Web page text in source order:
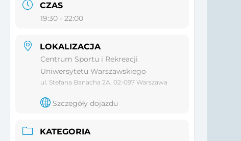
CZAS
19:30 - 22:00
LOKALIZACJA
Centrum Sportu i Rekreacji
Uniwersytetu Warszawskiego
ul. Stefana Banacha 2A, 02-097 Warszawa
Szczegóły dojazdu
KATEGORIA